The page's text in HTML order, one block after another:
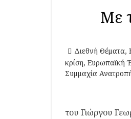
Με
Διεθνή Θέματα,
κρίση, Ευρωπαϊκή
Συμμαχία
του Γιώργου